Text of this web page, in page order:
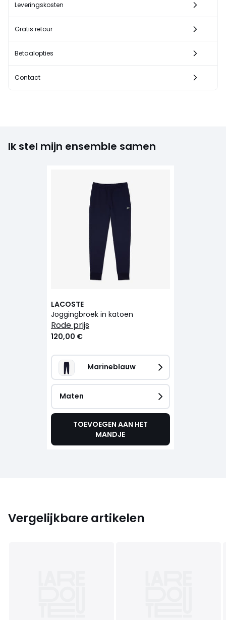
Leveringskosten
Gratis retour
Betaalopties
Contact
Ik stel mijn ensemble samen
LACOSTE
Joggingbroek in katoen
rode prijs
120,00 €
Marineblauw
Maten
TOEVOEGEN AAN HET
MANDJE
Vergelijkbare artikelen